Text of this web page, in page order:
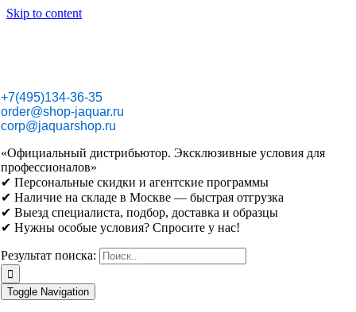
Skip to content
+7(495)134-36-35
order@shop-jaquar.ru
corp@jaquarshop.ru
«Официальный дистрибьютор. Эксклюзивные условия для
профессионалов»
✔ Персональные скидки и агентские программы
✔ Наличие на складе в Москве — быстрая отгрузка
✔ Выезд специалиста, подбор, доставка и образцы
✔ Нужны особые условия? Спросите у нас!
Результат поиска:
Toggle Navigation